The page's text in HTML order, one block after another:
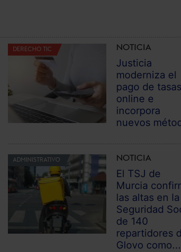
DERECHO TIC NOTICIA
Justicia
moderniza el
pago de tasas
online e
incorpora
nuevos
ADMINISTRATIVO NOTICIA
El TSJ de
Murcia
las altas en la
Seguridad
de 140
repartidores
Glovo como...